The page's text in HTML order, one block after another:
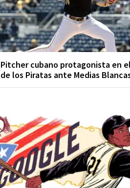
Pitcher cubano protagonista en
de los Piratas ante Medias